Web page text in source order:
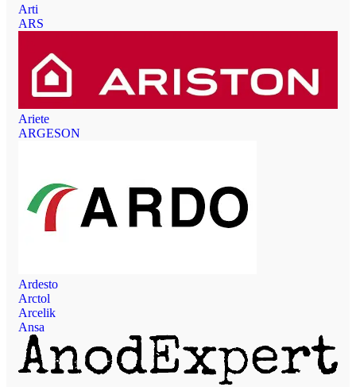
Arti
ARS
Ariete
ARGESON
Ardesto
Arctol
Arcelik
Ansa